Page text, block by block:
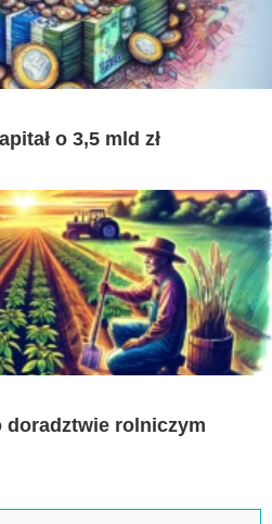
o 3,5 mld zł
doradztwie rolniczym